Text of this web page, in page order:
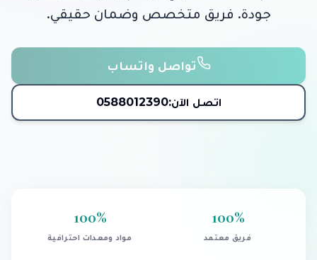
جودة. فريق متخصص وضمان حقيقي.
تواصل واتساب
اتصل الآن:0588012390
100%
فريق معتمد
100%
مواد ومعدات احترافية